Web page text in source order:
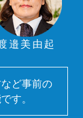
邉美由起
ど事前の
す。